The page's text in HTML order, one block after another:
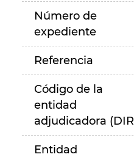
Número de
expediente
Referencia
Código de la
entidad
adjudicadora
Entidad